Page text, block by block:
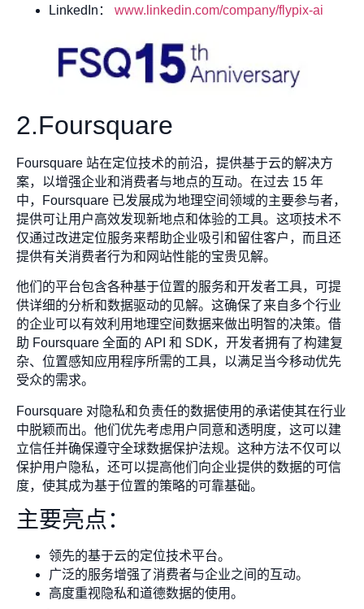
LinkedIn： www.linkedin.com/company/flypix-ai
2.Foursquare
Foursquare 站在定位技术的前沿，提供基于云的解决方
案，以增强企业和消费者与地点的互动。在过去 15 年
中，Foursquare 已发展成为地理空间领域的主要参与者，
提供可让用户高效发现新地点和体验的工具。这项技术不
仅通过改进定位服务来帮助企业吸引和留住客户，而且还
提供有关消费者行为和网站性能的宝贵见解。
他们的平台包含各种基于位置的服务和开发者工具，可提
供详细的分析和数据驱动的见解。这确保了来自多个行业
的企业可以有效利用地理空间数据来做出明智的决策。借
助 Foursquare 全面的 API 和 SDK，开发者拥有了构建复
杂、位置感知应用程序所需的工具，以满足当今移动优先
受众的需求。
Foursquare 对隐私和负责任的数据使用的承诺使其在行业
中脱颖而出。他们优先考虑用户同意和透明度，这可以建
立信任并确保遵守全球数据保护法规。这种方法不仅可以
保护用户隐私，还可以提高他们向企业提供的数据的可信
度，使其成为基于位置的策略的可靠基础。
主要亮点：
领先的基于云的定位技术平台。
广泛的服务增强了消费者与企业之间的互动。
高度重视隐私和道德数据的使用。